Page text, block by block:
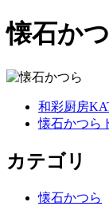
懐石か
和彩厨房
懐石かつら
カテゴリ
懐石かつら